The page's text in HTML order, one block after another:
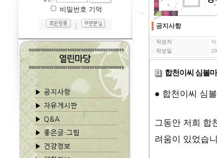
비밀번호 기억
공지사항
ㆍ작성자
ㆍ작성일
합천이씨 심볼
● 합천이씨 심
그동안 저희 합
려움이 있었습